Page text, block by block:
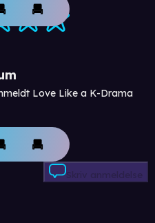
Love Like a K-Drama
Skriv anmeldelse